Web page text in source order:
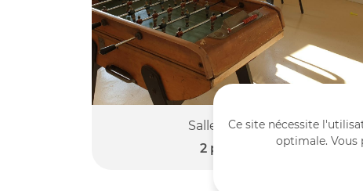
Salle de jeux
2 photos
Ce site nécessite
optimale. Vous